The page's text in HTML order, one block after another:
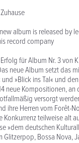
album is released by
record company
für Album Nr. 3 von
neue Album setzt das
und »Blick ins Tal« und
neue Kompositionen,
versorgt
ihre Herren vom Forêt-
Konkurrenz teilweise alt
»dem deutschen
Glitzerpop, Bossa Nova,